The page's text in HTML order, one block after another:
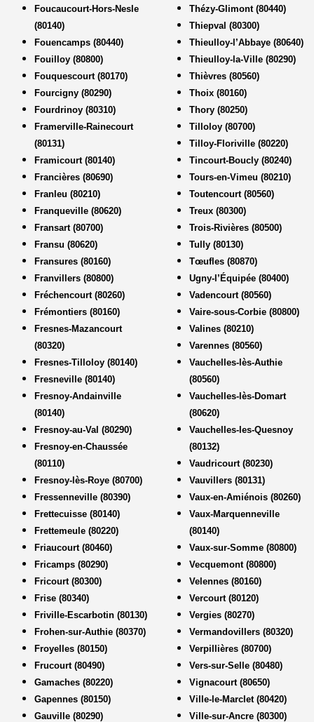
Foucaucourt-Hors-Nesle
(80140)
Fouencamps (80440)
Fouilloy (80800)
Fouquescourt (80170)
Fourcigny (80290)
Fourdrinoy (80310)
Framerville-Rainecourt
(80131)
Framicourt (80140)
Francières (80690)
Franleu (80210)
Franqueville (80620)
Fransart (80700)
Fransu (80620)
Fransures (80160)
Franvillers (80800)
Fréchencourt (80260)
Frémontiers (80160)
Fresnes-Mazancourt
(80320)
Fresnes-Tilloloy (80140)
Fresneville (80140)
Fresnoy-Andainville
(80140)
Fresnoy-au-Val (80290)
Fresnoy-en-Chaussée
(80110)
Fresnoy-lès-Roye (80700)
Fressenneville (80390)
Frettecuisse (80140)
Frettemeule (80220)
Friaucourt (80460)
Fricamps (80290)
Fricourt (80300)
Frise (80340)
Friville-Escarbotin (80130)
Frohen-sur-Authie (80370)
Froyelles (80150)
Frucourt (80490)
Gamaches (80220)
Gapennes (80150)
Gauville (80290)
Thézy-Glimont (80440)
Thiepval (80300)
Thieulloy-l’Abbaye (80640)
Thieulloy-la-Ville (80290)
Thièvres (80560)
Thoix (80160)
Thory (80250)
Tilloloy (80700)
Tilloy-Floriville (80220)
Tincourt-Boucly (80240)
Tours-en-Vimeu (80210)
Toutencourt (80560)
Treux (80300)
Trois-Rivières (80500)
Tully (80130)
Tœufles (80870)
Ugny-l’Équipée (80400)
Vadencourt (80560)
Vaire-sous-Corbie (80800)
Valines (80210)
Varennes (80560)
Vauchelles-lès-Authie
(80560)
Vauchelles-lès-Domart
(80620)
Vauchelles-les-Quesnoy
(80132)
Vaudricourt (80230)
Vauvillers (80131)
Vaux-en-Amiénois (80260)
Vaux-Marquenneville
(80140)
Vaux-sur-Somme (80800)
Vecquemont (80800)
Velennes (80160)
Vercourt (80120)
Vergies (80270)
Vermandovillers (80320)
Verpillières (80700)
Vers-sur-Selle (80480)
Vignacourt (80650)
Ville-le-Marclet (80420)
Ville-sur-Ancre (80300)